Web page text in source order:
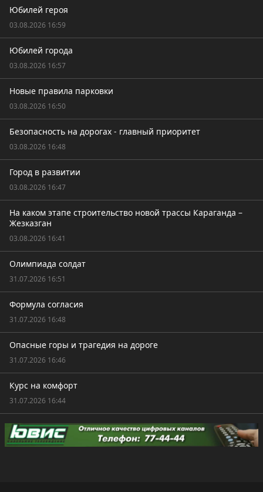
Юбилей героя
03.08.2026 16:59
Юбилей города
03.08.2026 16:57
Новые правила парковки
03.08.2026 16:50
Безопасность на дорогах - главный приоритет
03.08.2026 16:48
Город в развитии
03.08.2026 16:47
На каком этапе строительство новой трассы Караганда –
Жезказган
03.08.2026 16:41
Олимпиада солдат
31.07.2026 16:51
Формула согласия
31.07.2026 16:48
Опасные горы и трагедия на дороге
31.07.2026 16:46
Курс на комфорт
31.07.2026 16:44